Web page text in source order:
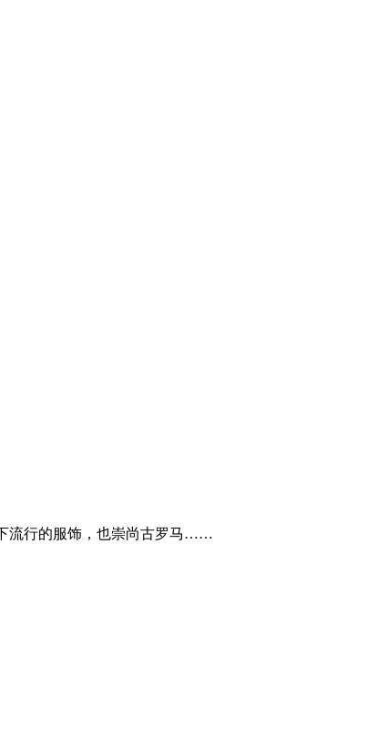
流行的服饰，也崇尚古罗马……